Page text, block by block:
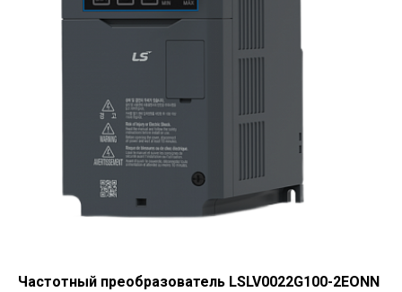
Частотный преобразователь LSLV0022G100-2EONN